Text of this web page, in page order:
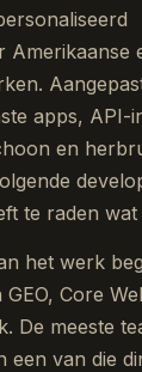
apps, API-
en
te raden wat
het werk
Core
De meeste
een van die